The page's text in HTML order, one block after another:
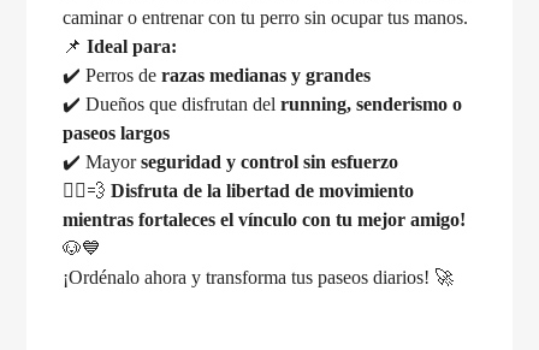
caminar o entrenar con tu perro sin ocupar tus manos.
📌Ideal para:
✔️ Perros derazas medianas y grandes
✔️ Dueños que disfrutan delrunning, senderismo o
paseos largos
✔️ Mayorseguridad y control sin esfuerzo
🏃‍♂️💨Disfruta de la libertad de movimiento
mientras fortaleces el vínculo con tu mejor amigo!
🐶💙
¡Ordénalo ahora y transforma tus paseos diarios! 🚀